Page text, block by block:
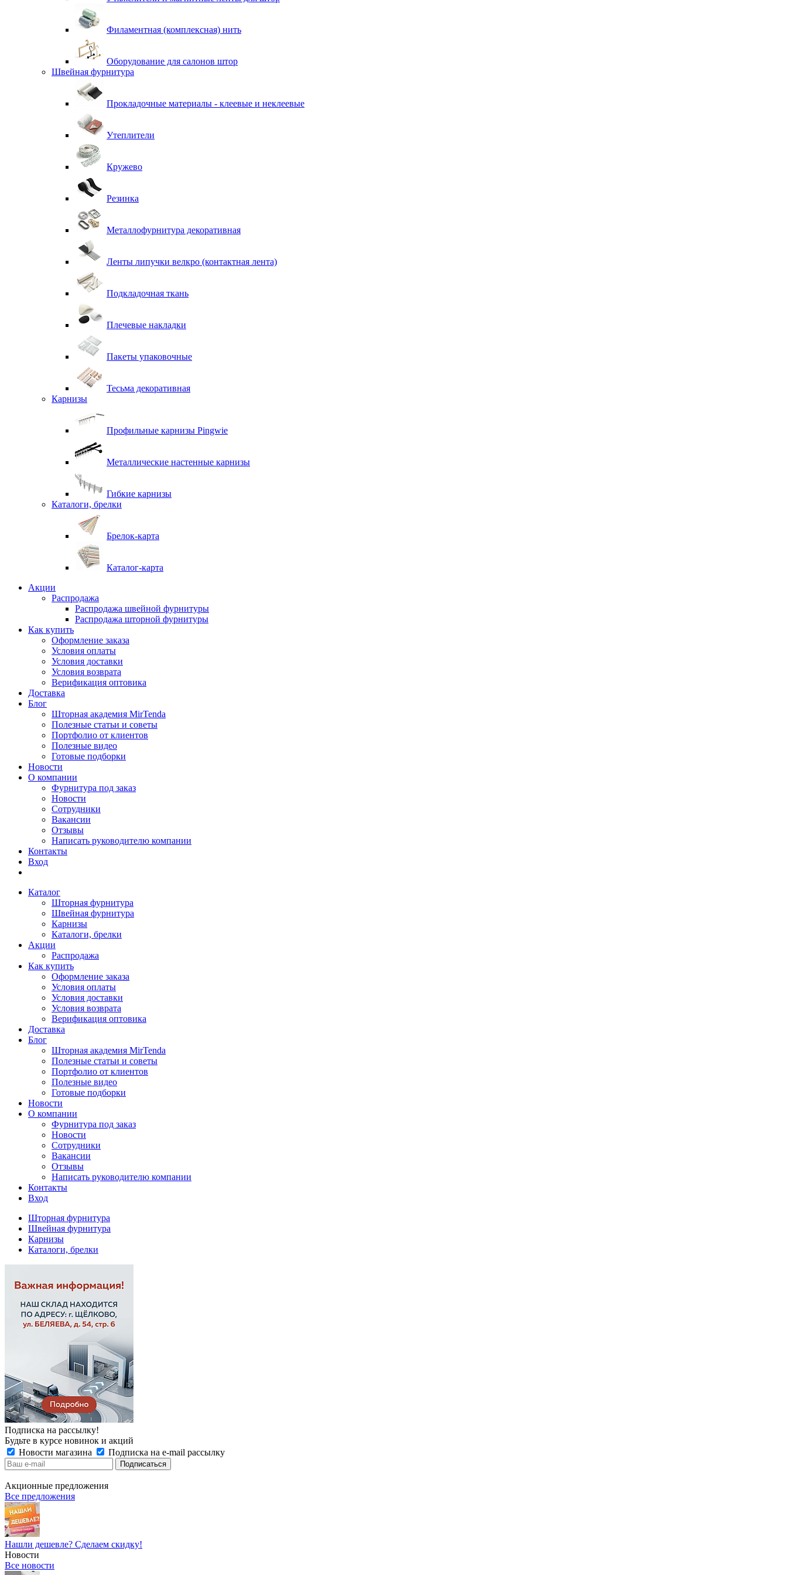
Филаментная (комплексная) нить
Оборудование для салонов штор
Швейная фурнитура
Прокладочные материалы - клеевые и неклеевые
Утеплители
Кружево
Резинка
Металлофурнитура декоративная
Ленты липучки велкро (контактная лента)
Подкладочная ткань
Плечевые накладки
Пакеты упаковочные
Тесьма декоративная
Карнизы
Профильные карнизы Pingwie
Металлические настенные карнизы
Гибкие карнизы
Каталоги, брелки
Брелок-карта
Каталог-карта
Акции
Распродажа
Распродажа швейной фурнитуры
Распродажа шторной фурнитуры
Как купить
Оформление заказа
Условия оплаты
Условия доставки
Условия возврата
Верификация оптовика
Доставка
Блог
Шторная академия MirTenda
Полезные статьи и советы
Портфолио от клиентов
Полезные видео
Готовые подборки
Новости
О компании
Фурнитура под заказ
Новости
Сотрудники
Вакансии
Отзывы
Написать руководителю компании
Контакты
Вход
Каталог
Шторная фурнитура
Швейная фурнитура
Карнизы
Каталоги, брелки
Акции
Распродажа
Как купить
Оформление заказа
Условия оплаты
Условия доставки
Условия возврата
Верификация оптовика
Доставка
Блог
Шторная академия MirTenda
Полезные статьи и советы
Портфолио от клиентов
Полезные видео
Готовые подборки
Новости
О компании
Фурнитура под заказ
Новости
Сотрудники
Вакансии
Отзывы
Написать руководителю компании
Контакты
Вход
Шторная фурнитура
Швейная фурнитура
Карнизы
Каталоги, брелки
Подписка на рассылку!
Будьте в курсе новинок и акций
Новости магазина
Подписка на e-mail рассылку
Акционные предложения
Все предложения
Нашли дешевле? Сделаем скидку!
Новости
Все новости